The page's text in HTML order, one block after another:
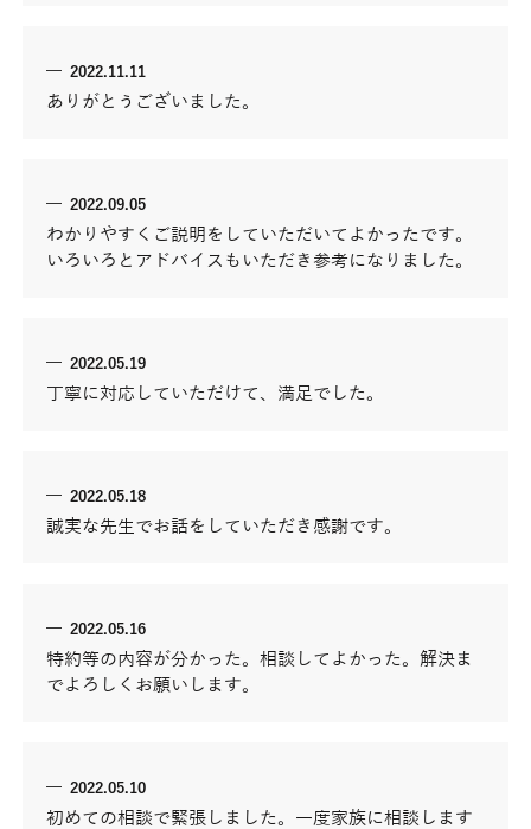
2022.11.11
ありがとうございました。
2022.09.05
わかりやすくご説明をしていただいてよかったです。
いろいろとアドバイスもいただき参考になりました。
2022.05.19
丁寧に対応していただけて、満足でした。
2022.05.18
誠実な先生でお話をしていただき感謝です。
2022.05.16
特約等の内容が分かった。相談してよかった。解決ま
でよろしくお願いします。
2022.05.10
初めての相談で緊張しました。一度家族に相談します